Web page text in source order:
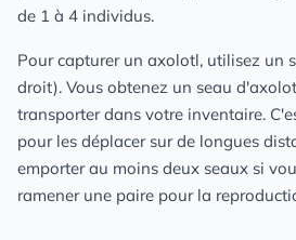
de 1 à 4 individus.
Pour capturer un axolotl, utilisez un
droit). Vous obtenez un seau
transporter dans votre inventaire.
pour les déplacer sur de longues
emporter au moins deux seaux si
ramener une paire pour la